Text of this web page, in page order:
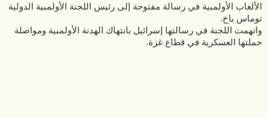
الألعاب الأولمبية في رسالة مفتوحة إلى رئيس اللجنة الأولمبية الدولية
توماس باخ.
واتهمت اللجنة في رسالتها إسرائيل بانتهاك الهدنة الأولمبية ومواصلة
حملتها العسكرية في قطاع غزة.